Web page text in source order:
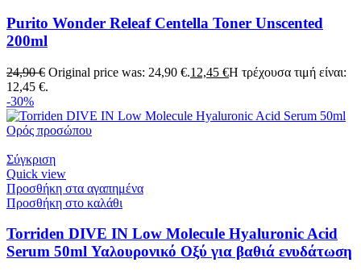
Purito Wonder Releaf Centella Toner Unscented
200ml
24,90€ Original price was: 24,90 €.12,45 €Η τρέχουσα τιμή είναι:
12,45 €.
-30%
Σύγκριση
Quick view
Προσθήκη στα αγαπημένα
Προσθήκη στο καλάθι
Torriden DIVE IN Low Molecule Hyaluronic Acid
Serum 50ml Υαλουρονικό Οξύ για βαθιά ενυδάτωση